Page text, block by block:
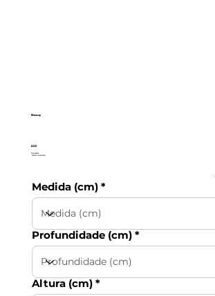
Maracay
AXZ
178,35 €
c/IVA incluído
Medida (cm)
Profundidade (cm)
Altura (cm)